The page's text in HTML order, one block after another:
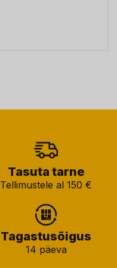
Tasuta tarne
Tellimustele al 150 €
Tagastusõigus
14 päeva